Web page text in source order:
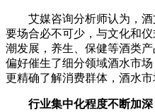
艾媒咨询分析师认为，酒
要场合必不可少，与文化和
潮发展，养生、保健等酒类
偏好催生了细分领域酒水市
更精确了解消费群体，酒水
行业集中化程度不断加